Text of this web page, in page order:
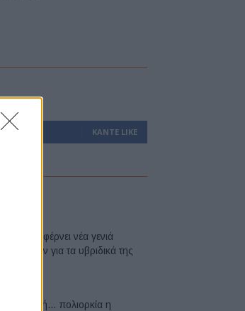
ΚΆΝΤΕ LIKE
Η Toyota φέρνει νέα γενιά
μπαταριών για τα υβριδικά της
Σε κινεζική… πολιορκία η